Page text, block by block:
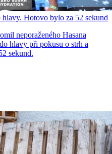
Hotovo bylo za 52 sekund
neporaženého Hasana
hlavy při pokusu o strh a
sekund.